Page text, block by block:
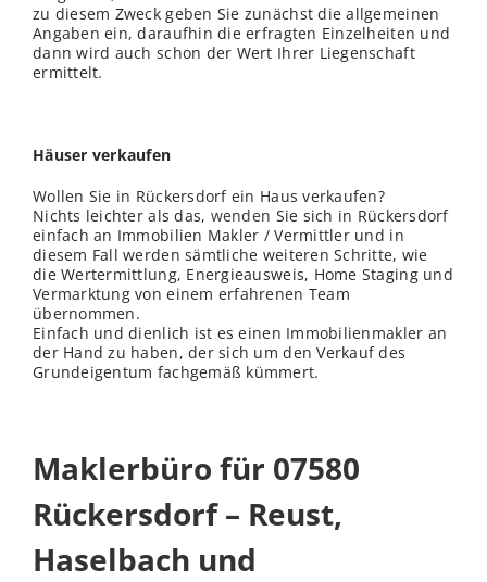
zu diesem Zweck geben Sie zunächst die allgemeinen
Angaben ein, daraufhin die erfragten Einzelheiten und
dann wird auch schon der Wert Ihrer Liegenschaft
ermittelt.
Häuser verkaufen
Wollen Sie in Rückersdorf ein Haus verkaufen?
Nichts leichter als das, wenden Sie sich in Rückersdorf
einfach an Immobilien Makler / Vermittler und in
diesem Fall werden sämtliche weiteren Schritte, wie
die Wertermittlung, Energieausweis, Home Staging und
Vermarktung von einem erfahrenen Team
übernommen.
Einfach und dienlich ist es einen Immobilienmakler an
der Hand zu haben, der sich um den Verkauf des
Grundeigentum fachgemäß kümmert.
Maklerbüro für 07580
Rückersdorf – Reust,
Haselbach und